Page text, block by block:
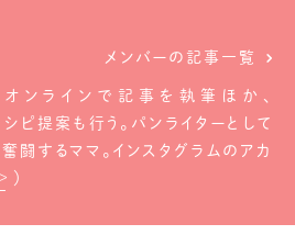
メンバーの記事一覧
オンラインで記事を執筆ほか、
ピ提案も行う。パンライターとして
闘するママ。インスタグラムのアカ
）